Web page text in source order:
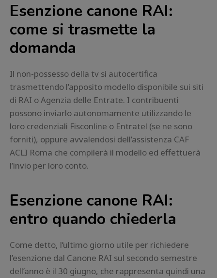
Esenzione canone RAI:
come si trasmette la
domanda
Il non-possesso della tv si autocertifica
trasmettendo l’apposito modello disponibile sui siti
di RAI o Agenzia delle Entrate. I contribuenti
possono inviarlo autonomamente utilizzando le
loro credenziali Fisconline o Entratel (se ne sono
forniti), oppure avvalendosi dell’assistenza CAF
ACLI Roma che compilerà il modello ed effettuerà
l’invio per loro conto.
Esenzione canone RAI:
entro quando chiederla
Come detto, l’ultimo giorno utile per richiedere
l’esenzione dal Canone RAI sul secondo semestre
dell’anno è il 30 giugno, che rappresenta quindi una